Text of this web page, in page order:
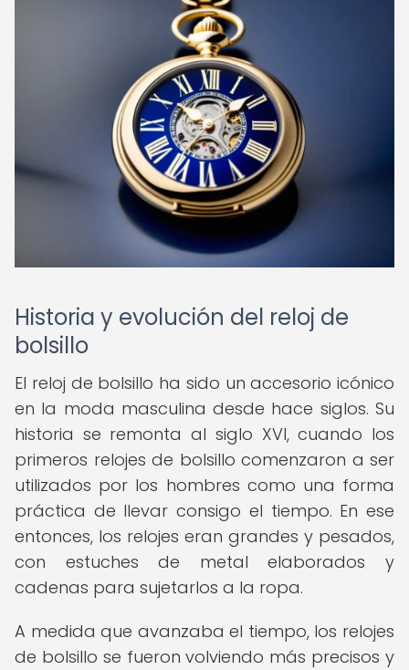
Historia y evolución del reloj de
bolsillo
El reloj de bolsillo ha sido un accesorio icónico
en la moda masculina desde hace siglos. Su
historia se remonta al siglo XVI, cuando los
primeros relojes de bolsillo comenzaron a ser
utilizados por los hombres como una forma
práctica de llevar consigo el tiempo. En ese
entonces, los relojes eran grandes y pesados,
con estuches de metal elaborados y
cadenas para sujetarlos a la ropa.
A medida que avanzaba el tiempo, los relojes
de bolsillo se fueron volviendo más precisos y